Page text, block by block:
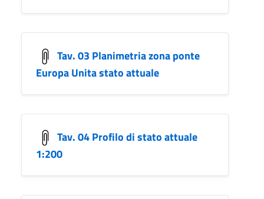
Tav. 03 Planimetria zona ponte
Europa Unita stato attuale
Tav. 04 Profilo di stato attuale
1:200